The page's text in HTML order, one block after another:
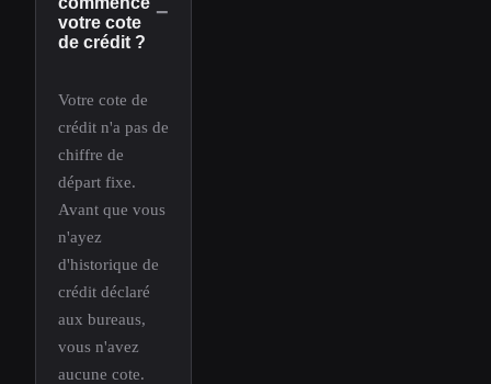
votre cote
de crédit ?
−
Votre cote de
crédit n'a pas de
chiffre de
départ fixe.
Avant que vous
n'ayez
d'historique de
crédit déclaré
aux bureaus,
vous n'avez
aucune cote.